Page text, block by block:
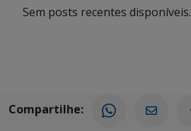
Sem posts recentes disponíveis.
Compartilhe: